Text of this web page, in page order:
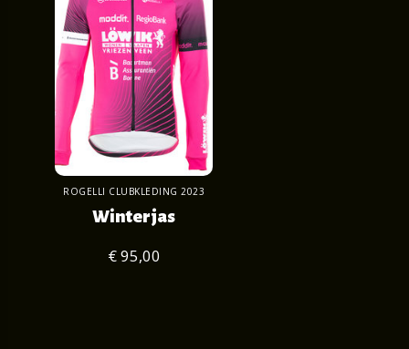
ROGELLI CLUBKLEDING 2023
Winterjas
€ 95,00